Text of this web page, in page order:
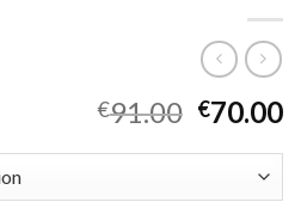
€91.00 €70.00